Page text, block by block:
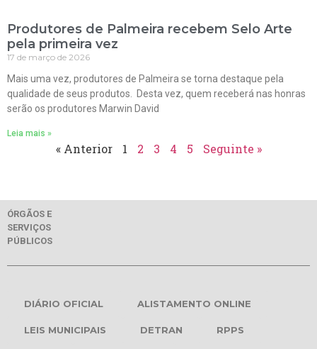
Produtores de Palmeira recebem Selo Arte
pela primeira vez
17 de março de 2026
Mais uma vez, produtores de Palmeira se torna destaque pela
qualidade de seus produtos. Desta vez, quem receberá nas honras
serão os produtores Marwin David
Leia mais »
« Anterior 1 2 3 4 5 Seguinte »
ÓRGÃOS E
SERVIÇOS
PÚBLICOS
DIÁRIO OFICIAL ALISTAMENTO ONLINE
LEIS MUNICIPAIS DETRAN RPPS